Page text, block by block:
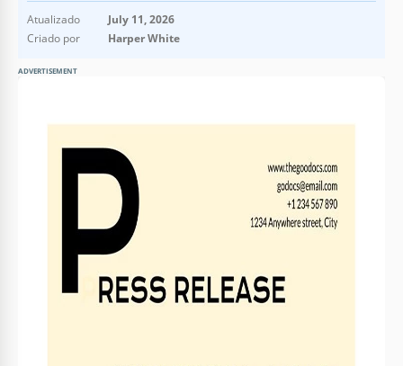
Atualizado
July 11, 2026
Criado por
Harper White
ADVERTISEMENT